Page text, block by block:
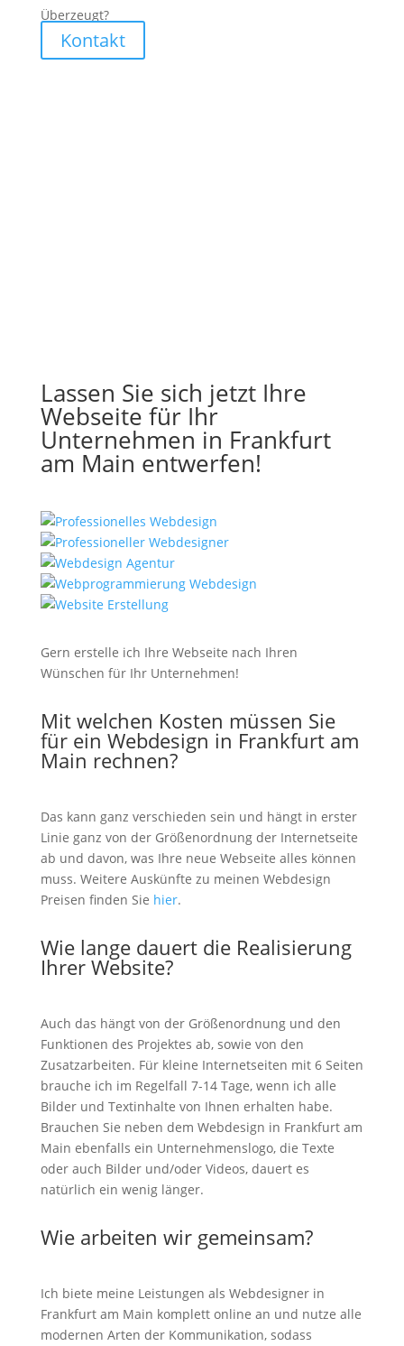
Überzeugt?
Kontakt
Lassen Sie sich jetzt Ihre
Webseite für Ihr
Unternehmen in Frankfurt
am Main entwerfen!
Gern erstelle ich Ihre Webseite nach Ihren
Wünschen für Ihr Unternehmen!
Mit welchen Kosten müssen Sie
für ein Webdesign in Frankfurt am
Main rechnen?
Das kann ganz verschieden sein und hängt in erster
Linie ganz von der Größenordnung der Internetseite
ab und davon, was Ihre neue Webseite alles können
muss. Weitere Auskünfte zu meinen Webdesign
Preisen finden Sie hier.
Wie lange dauert die Realisierung
Ihrer Website?
Auch das hängt von der Größenordnung und den
Funktionen des Projektes ab, sowie von den
Zusatzarbeiten. Für kleine Internetseiten mit 6 Seiten
brauche ich im Regelfall 7-14 Tage, wenn ich alle
Bilder und Textinhalte von Ihnen erhalten habe.
Brauchen Sie neben dem Webdesign in Frankfurt am
Main ebenfalls ein Unternehmenslogo, die Texte
oder auch Bilder und/oder Videos, dauert es
natürlich ein wenig länger.
Wie arbeiten wir gemeinsam?
Ich biete meine Leistungen als Webdesigner in
Frankfurt am Main komplett online an und nutze alle
modernen Arten der Kommunikation, sodass